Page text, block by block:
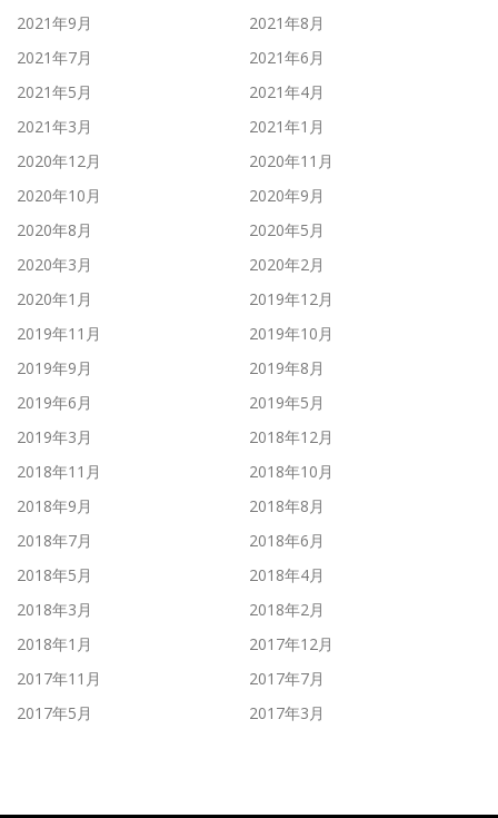
2021年9月
2021年8月
2021年7月
2021年6月
2021年5月
2021年4月
2021年3月
2021年1月
2020年12月
2020年11月
2020年10月
2020年9月
2020年8月
2020年5月
2020年3月
2020年2月
2020年1月
2019年12月
2019年11月
2019年10月
2019年9月
2019年8月
2019年6月
2019年5月
2019年3月
2018年12月
2018年11月
2018年10月
2018年9月
2018年8月
2018年7月
2018年6月
2018年5月
2018年4月
2018年3月
2018年2月
2018年1月
2017年12月
2017年11月
2017年7月
2017年5月
2017年3月